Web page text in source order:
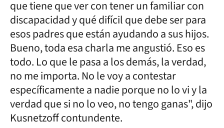
que tiene que ver con tener un familiar con
discapacidad y qué difícil que debe ser para
esos padres que están ayudando a sus hijos.
Bueno, toda esa charla me angustió. Eso es
todo. Lo que le pasa a los demás, la verdad,
no me importa. No le voy a contestar
específicamente a nadie porque no lo vi y la
verdad que si no lo veo, no tengo ganas", dijo
Kusnetzoff contundente.